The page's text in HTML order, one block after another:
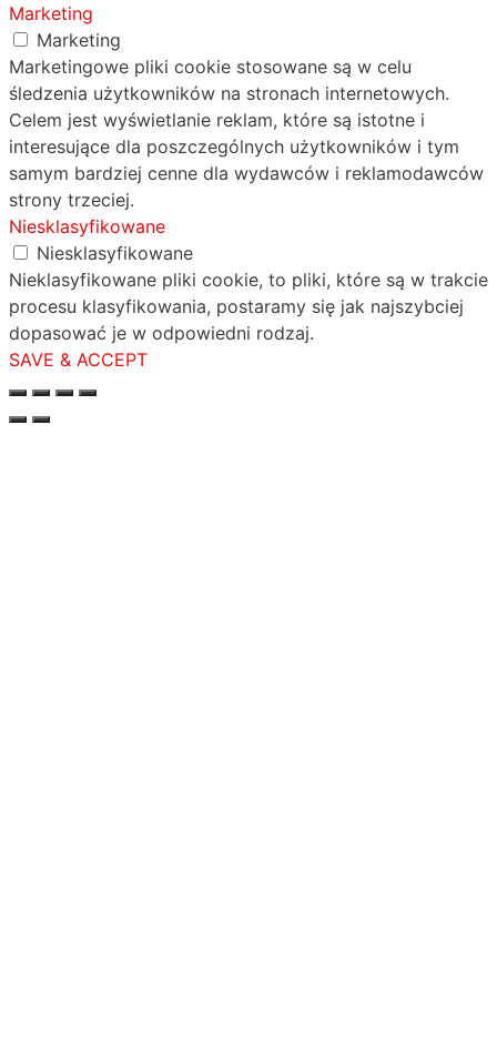
Marketing
Marketing
Marketingowe pliki cookie stosowane są w celu
śledzenia użytkowników na stronach internetowych.
Celem jest wyświetlanie reklam, które są istotne i
interesujące dla poszczególnych użytkowników i tym
samym bardziej cenne dla wydawców i reklamodawców
strony trzeciej.
Niesklasyfikowane
Niesklasyfikowane
Nieklasyfikowane pliki cookie, to pliki, które są w trakcie
procesu klasyfikowania, postaramy się jak najszybciej
dopasować je w odpowiedni rodzaj.
SAVE & ACCEPT